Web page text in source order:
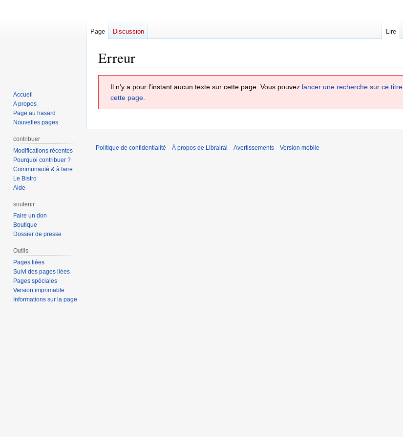
Erreur
Il n’y a pour l’instant aucun texte sur cette page. Vous pouvez lancer une recherche sur ce titre
cette page.
Page Discussion Lire
Accueil
A propos
Page au hasard
Nouvelles pages
contribuer
Modifications récentes
Pourquoi contribuer ?
Communauté & à faire
Le Bistro
Aide
soutenir
Faire un don
Boutique
Dossier de presse
Outils
Pages liées
Suivi des pages liées
Pages spéciales
Version imprimable
Informations sur la page
Politique de confidentialité À propos de Librairal Avertissements Version mobile